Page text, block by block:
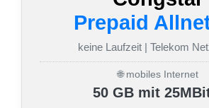
Prepaid
keine Laufzeit | Telekom
🌐 mobiles Internet
50 GB mit